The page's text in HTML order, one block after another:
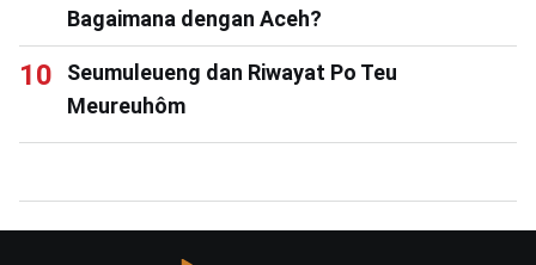
Bagaimana dengan Aceh?
Seumuleueng dan Riwayat Po Teu
Meureuhôm